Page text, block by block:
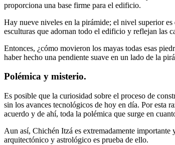
proporciona una base firme para el edificio.
Hay nueve niveles en la pirámide; el nivel superior es
esculturas que adornan todo el edificio y reflejan las
Entonces, ¿cómo movieron los mayas todas esas
haber hecho una pendiente suave en un lado de la
Polémica y misterio.
Es posible que la curiosidad sobre el proceso de
sin los avances tecnológicos de hoy en día. Por esta
acuerdo y de ahí, toda la polémica que surge en
Aun así, Chichén Itzá es extremadamente importante
arquitectónico y astrológico es prueba de ello.